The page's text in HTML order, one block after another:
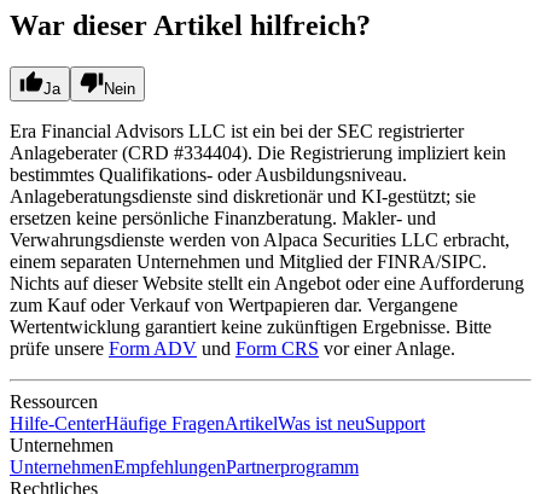
War dieser Artikel hilfreich?
Ja Nein
Era Financial Advisors LLC ist ein bei der SEC registrierter
Anlageberater (CRD #334404). Die Registrierung impliziert kein
bestimmtes Qualifikations- oder Ausbildungsniveau.
Anlageberatungsdienste sind diskretionär und KI-gestützt; sie
ersetzen keine persönliche Finanzberatung. Makler- und
Verwahrungsdienste werden von Alpaca Securities LLC erbracht,
einem separaten Unternehmen und Mitglied der FINRA/SIPC.
Nichts auf dieser Website stellt ein Angebot oder eine Aufforderung
zum Kauf oder Verkauf von Wertpapieren dar. Vergangene
Wertentwicklung garantiert keine zukünftigen Ergebnisse. Bitte
prüfe unsere Form ADV und Form CRS vor einer Anlage.
Ressourcen
Hilfe-CenterHäufige FragenArtikelWas ist neuSupport
Unternehmen
UnternehmenEmpfehlungenPartnerprogramm
Rechtliches